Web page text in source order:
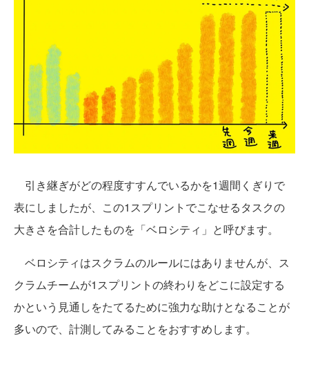
引き継ぎがどの程度すすんでいるかを1週間くぎりで
表にしましたが、この1スプリントでこなせるタスクの
大きさを合計したものを「ベロシティ」と呼びます。
ベロシティはスクラムのルールにはありませんが、ス
クラムチームが1スプリントの終わりをどこに設定する
かという見通しをたてるために強力な助けとなることが
多いので、計測してみることをおすすめします。